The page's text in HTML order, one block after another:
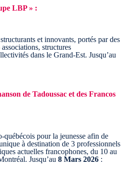
LBP » :
et innovants, portés par des
structures
dans le Grand-Est. Jusqu’au
de Tadoussac et des Francos
québécois pour la jeunesse afin de
à destination de 3 professionnels
actuelles francophones, du 10 au
Jusqu’au 8 Mars 2026 :